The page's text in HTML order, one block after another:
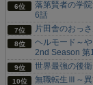
落第賢者の学
6話
片田舎のおっ
ヘルモード～
2nd Season 第
世界最強の後
無職転生Ⅲ～異